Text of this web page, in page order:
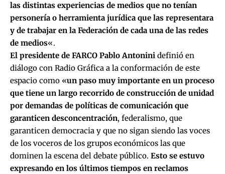
las distintas experiencias de medios que no tenían
personería o herramienta jurídica que las representara
y de trabajar en la Federación de cada una de las redes
de medios«.
El presidente de FARCO Pablo Antonini definió en
diálogo con Radio Gráfica a la conformación de este
espacio como «un paso muy importante en un proceso
que tiene un largo recorrido de construcción de unidad
por demandas de políticas de comunicación que
garanticen desconcentración, federalismo, que
garanticen democracia y que no sigan siendo las voces
de los voceros de los grupos económicos las que
dominen la escena del debate público. Esto se estuvo
expresando en los últimos tiempos en reclamos